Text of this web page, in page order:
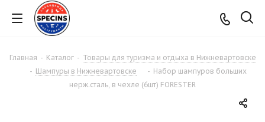
Главная - Каталог - Товары для туризма и отдыха в Нижневартовске
- Шампуры в Нижневартовске - Набор шампуров больших
нерж.сталь, в чехле (6шт) FORESTER